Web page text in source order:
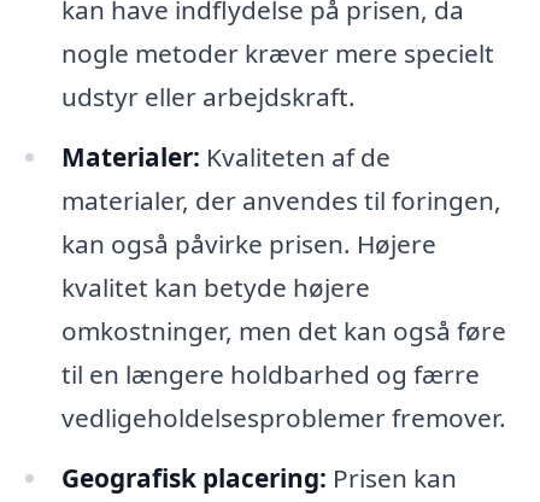
kan have indflydelse på prisen, da
nogle metoder kræver mere specielt
udstyr eller arbejdskraft.
Materialer: Kvaliteten af de
materialer, der anvendes til foringen,
kan også påvirke prisen. Højere
kvalitet kan betyde højere
omkostninger, men det kan også føre
til en længere holdbarhed og færre
vedligeholdelsesproblemer fremover.
Geografisk placering: Prisen kan